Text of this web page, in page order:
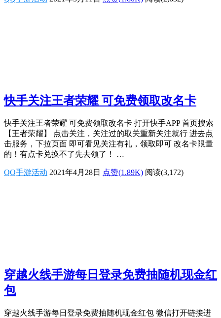
快手关注王者荣耀 可免费领取改名卡
快手关注王者荣耀 可免费领取改名卡 打开快手APP 首页搜索
【王者荣耀】 点击关注，关注过的取关重新关注就行 进去点
击服务，下拉页面 即可看见关注有礼，领取即可 改名卡限量
的！有点卡兑换不了先去领了！ …
QQ手游活动 2021年4月28日 点赞(1.89K) 阅读(3,172)
穿越火线手游每日登录免费抽随机现金红
包
穿越火线手游每日登录免费抽随机现金红包 微信打开链接进